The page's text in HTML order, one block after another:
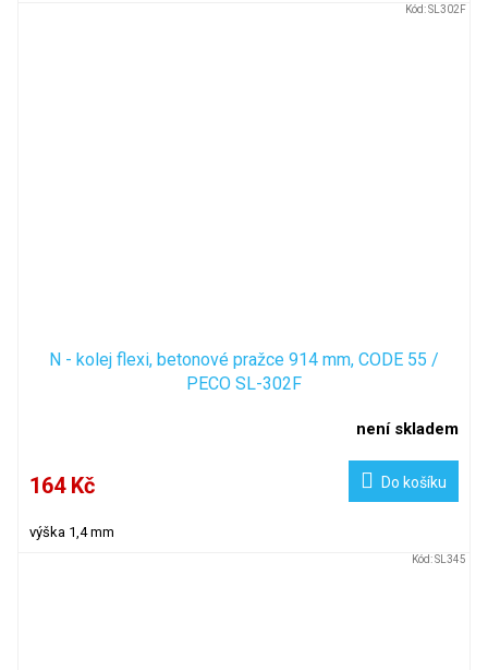
N - kolej flexi, betonové pražce 914 mm, CODE 55 /
PECO SL-302F
není skladem
164 Kč Do košíku
výška 1,4 mm
Kód:SL302F
Kód:SL345